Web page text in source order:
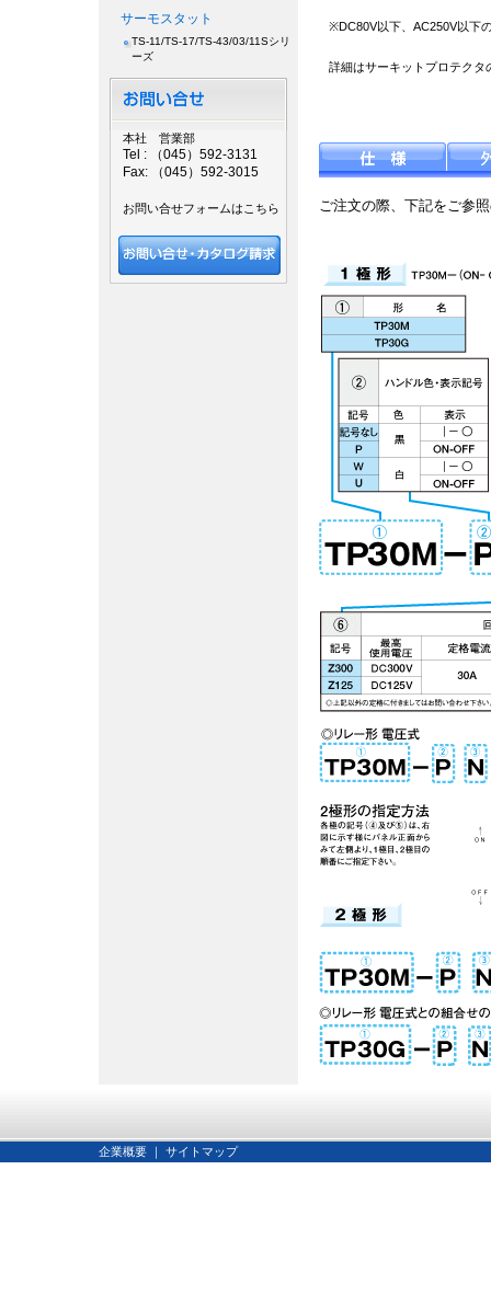
サーモスタット
TS-11/TS-17/TS-43/03/11Sシリ
ーズ
本社 営業部
Tel : （045）592-3131
Fax: （045）592-3015
お問い合せフォームはこちら
※DC80V以下、AC250V以下
詳細はサーキットプロテクタ
ご注文の際、下記をご参
企業概要 ｜ サイトマップ